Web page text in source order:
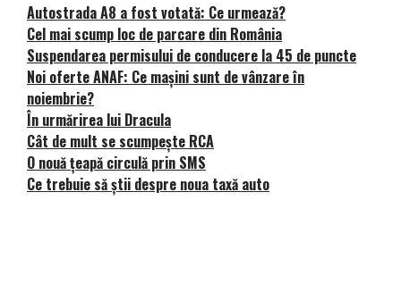
Autostrada A8 a fost votată: Ce urmează?
Cel mai scump loc de parcare din România
Suspendarea permisului de conducere la 45 de puncte
Noi oferte ANAF: Ce mașini sunt de vânzare în
noiembrie?
În urmărirea lui Dracula
Cât de mult se scumpește RCA
O nouă țeapă circulă prin SMS
Ce trebuie să știi despre noua taxă auto